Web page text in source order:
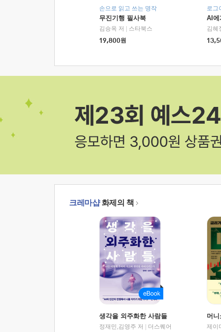
손으로 읽고 쓰는 명작
무진기행 필사북
김승옥 저
스타북스
19,800원
로그
AI에
김혜
크레마샵화제의 책
생각을 외주화한 사람들
정재민,김영주 저
더스퀘어
머